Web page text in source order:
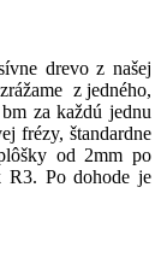
drevo z našej
z jedného,
za každú jednu
frézy, štandardne
od 2mm po
R3. Po dohode je